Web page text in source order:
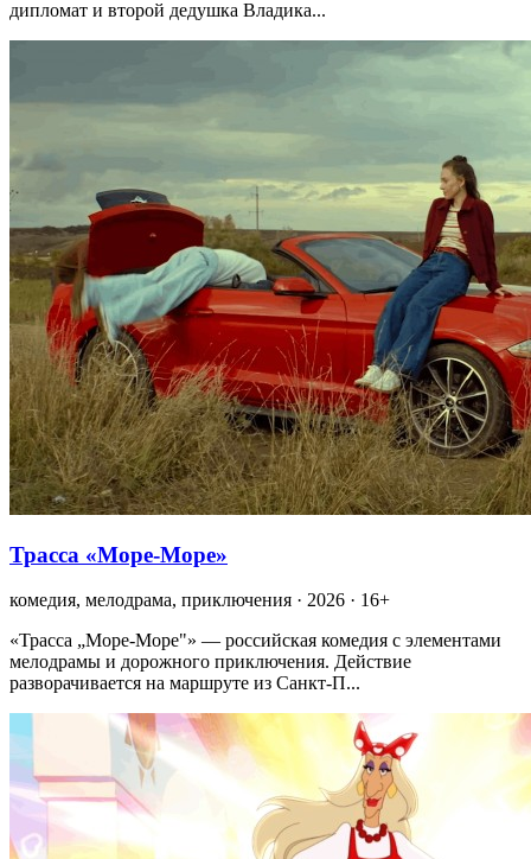
дипломат и второй дедушка Владика...
Трасса «Море-Море»
комедия, мелодрама, приключения · 2026 · 16+
«Трасса „Море-Море"» — российская комедия с элементами
мелодрамы и дорожного приключения. Действие
разворачивается на маршруте из Санкт-П...